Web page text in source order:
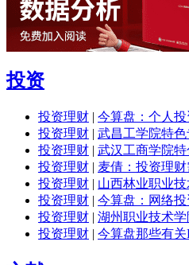
投资
投资理财 | 今算盘：个人投
投资理财 | 武昌工学院特色
投资理财 | 武汉工商学院特
投资理财 | 麦倩：投资理财
投资理财 | 山西林业职业技
投资理财 | 今算盘：网络投
投资理财 | 湖州职业技术学
投资理财 | 今算盘那些有关